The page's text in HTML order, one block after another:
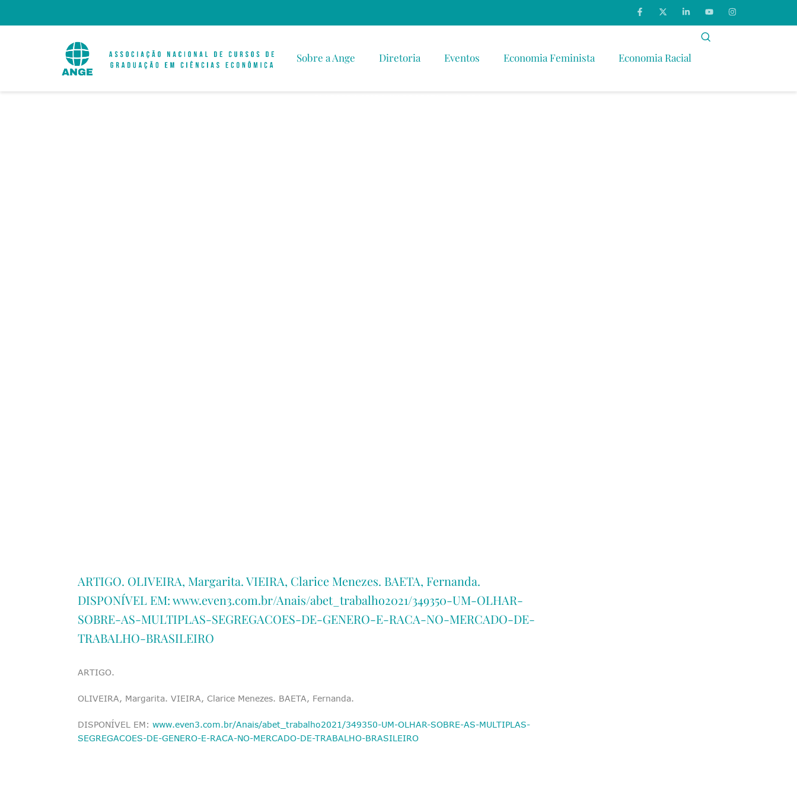
Sobre a Ange Diretoria Eventos Economia Feminista Economia Racial
ARTIGO. OLIVEIRA, Margarita. VIEIRA, Clarice Menezes. BAETA, Fernanda.
DISPONÍVEL EM: www.even3.com.br/Anais/abet_trabalho2021/349350-UM-OLHAR-
SOBRE-AS-MULTIPLAS-SEGREGACOES-DE-GENERO-E-RACA-NO-MERCADO-DE-
TRABALHO-BRASILEIRO
ARTIGO.
OLIVEIRA, Margarita. VIEIRA, Clarice Menezes. BAETA, Fernanda.
DISPONÍVEL EM:www.even3.com.br/Anais/abet_trabalho2021/349350-UM-OLHAR-SOBRE-AS-MULTIPLAS-
SEGREGACOES-DE-GENERO-E-RACA-NO-MERCADO-DE-TRABALHO-BRASILEIRO